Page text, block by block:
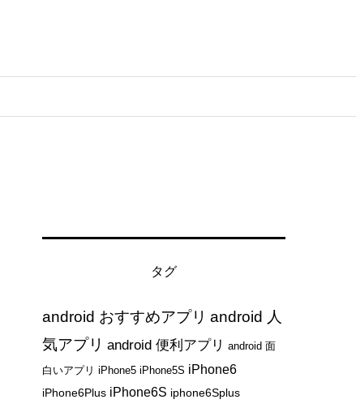
タグ
android おすすめアプリ android 人
気アプリ android 便利アプリ android 面
白いアプリ iPhone5 iPhone5S iPhone6
iPhone6Plus iPhone6S iphone6Splus